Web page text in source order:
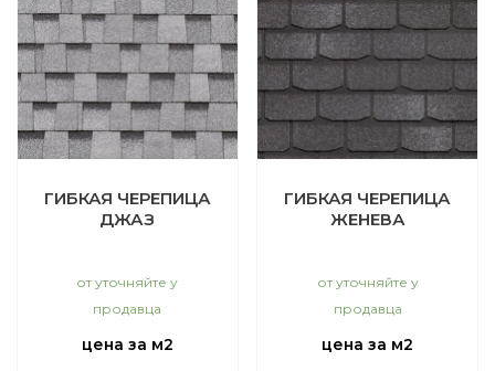
ГИБКАЯ ЧЕРЕПИЦА
ДЖАЗ
от уточняйте у
продавца
цена за м2
ГИБКАЯ ЧЕРЕПИЦА
ЖЕНЕВА
от уточняйте у
продавца
цена за м2